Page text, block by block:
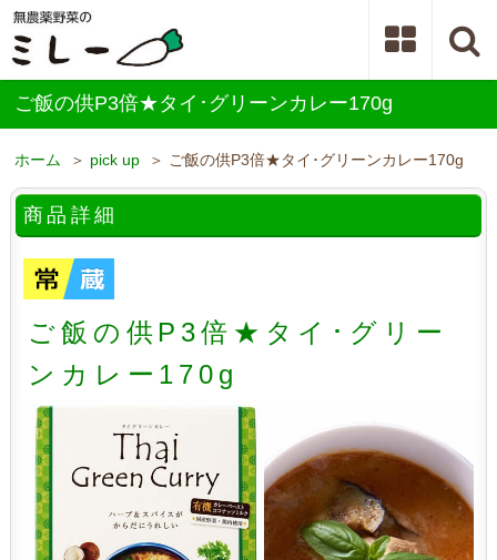
ご飯の供P3倍★タイ･グリーンカレー170g
ホーム ＞ pick up ＞ ご飯の供P3倍★タイ･グリーンカレー170g
商品詳細
ご飯の供P3倍★タイ･グリー
ンカレー170g